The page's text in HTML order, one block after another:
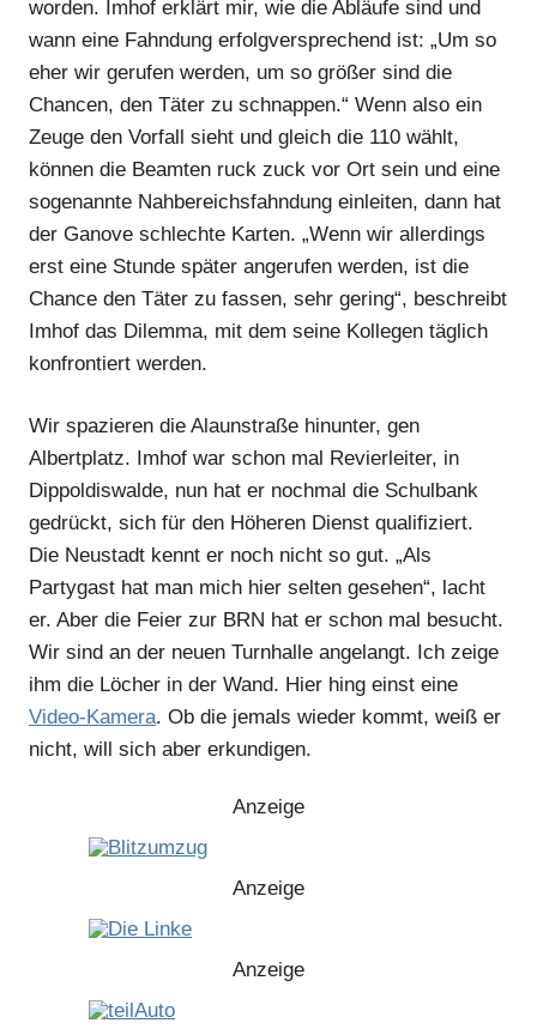
worden. Imhof erklärt mir, wie die Abläufe sind und
wann eine Fahndung erfolgversprechend ist: „Um so
eher wir gerufen werden, um so größer sind die
Chancen, den Täter zu schnappen.“ Wenn also ein
Zeuge den Vorfall sieht und gleich die 110 wählt,
können die Beamten ruck zuck vor Ort sein und eine
sogenannte Nahbereichsfahndung einleiten, dann hat
der Ganove schlechte Karten. „Wenn wir allerdings
erst eine Stunde später angerufen werden, ist die
Chance den Täter zu fassen, sehr gering“, beschreibt
Imhof das Dilemma, mit dem seine Kollegen täglich
konfrontiert werden.
Wir spazieren die Alaunstraße hinunter, gen
Albertplatz. Imhof war schon mal Revierleiter, in
Dippoldiswalde, nun hat er nochmal die Schulbank
gedrückt, sich für den Höheren Dienst qualifiziert.
Die Neustadt kennt er noch nicht so gut. „Als
Partygast hat man mich hier selten gesehen“, lacht
er. Aber die Feier zur BRN hat er schon mal besucht.
Wir sind an der neuen Turnhalle angelangt. Ich zeige
ihm die Löcher in der Wand. Hier hing einst eine
Video-Kamera. Ob die jemals wieder kommt, weiß er
nicht, will sich aber erkundigen.
Anzeige
Anzeige
Anzeige